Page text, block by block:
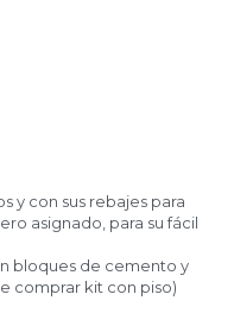
y con sus rebajes para
asignado, para su fácil
bloques de cemento y
comprar kit con piso)